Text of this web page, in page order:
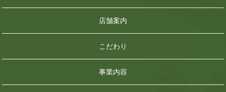
店舗案内
こだわり
事業内容